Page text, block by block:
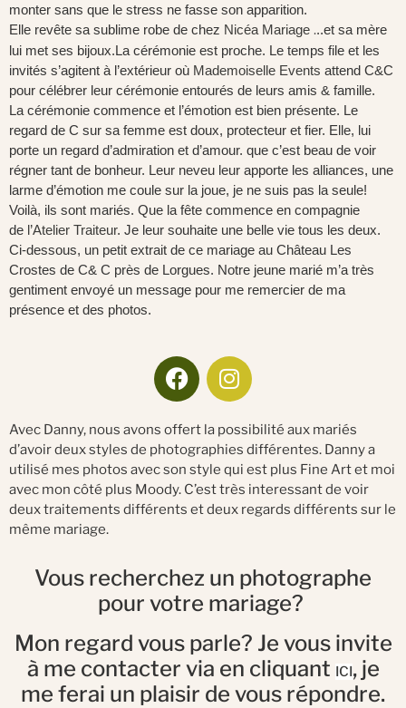
monter sans que le stress ne fasse son apparition.
Elle revête sa sublime robe de chez Nicéa Mariage ...et sa mère
lui met ses bijoux.La cérémonie est proche. Le temps file et les
invités s’agitent à l’extérieur où Mademoiselle Events attend C&C
pour célébrer leur cérémonie entourés de leurs amis & famille.
La cérémonie commence et l’émotion est bien présente. Le
regard de C sur sa femme est doux, protecteur et fier. Elle, lui
porte un regard d’admiration et d’amour. que c’est beau de voir
régner tant de bonheur. Leur neveu leur apporte les alliances, une
larme d’émotion me coule sur la joue, je ne suis pas la seule!
Voilà, ils sont mariés. Que la fête commence en compagnie
de l’Atelier Traiteur. Je leur souhaite une belle vie tous les deux.
Ci-dessous, un petit extrait de ce mariage au Château Les
Crostes de C& C près de Lorgues. Notre jeune marié m’a très
gentiment envoyé un message pour me remercier de ma
présence et des photos.
Avec Danny, nous avons offert la possibilité aux mariés
d’avoir deux styles de photographies différentes. Danny a
utilisé mes photos avec son style qui est plus Fine Art et moi
avec mon côté plus Moody. C’est très interessant de voir
deux traitements différents et deux regards différents sur le
même mariage.
Vous recherchez un photographe
pour votre mariage?
Mon regard vous parle? Je vous invite
à me contacter via en cliquant ICI, je
me ferai un plaisir de vous répondre.